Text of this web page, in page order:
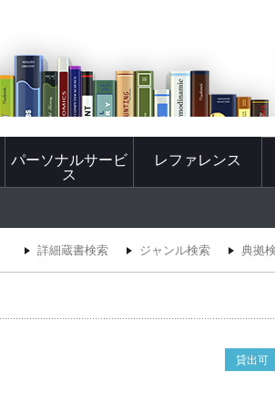
パーソナルサービ
ス
レファレンス
詳細蔵書検索 ジャンル検索 典拠
貸出可